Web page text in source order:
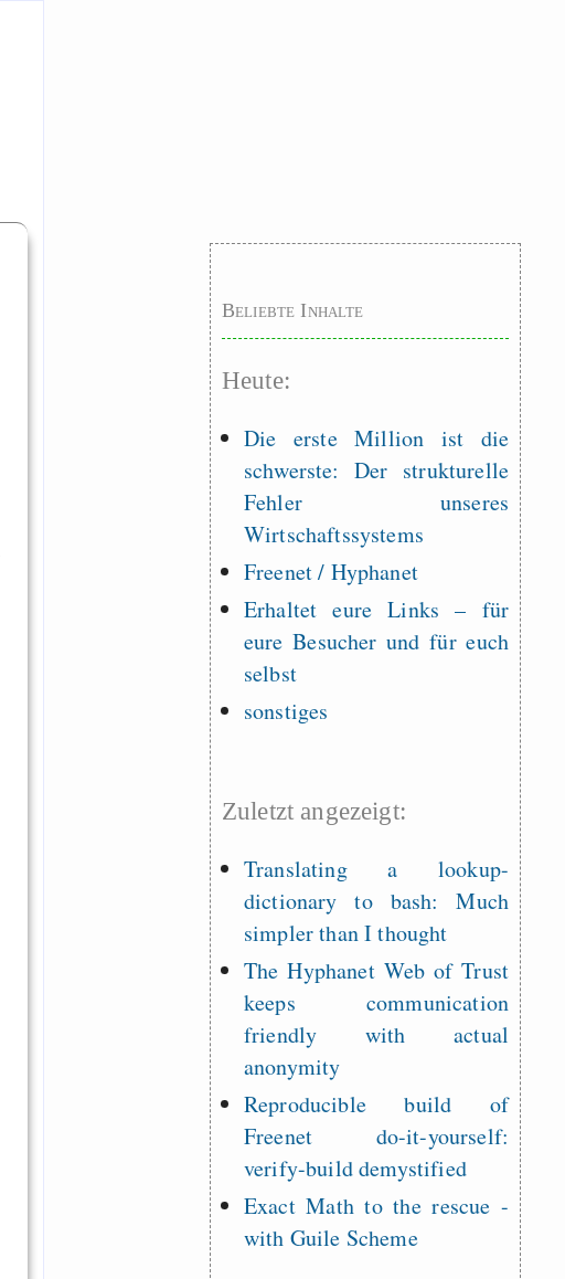
Beliebte Inhalte
Heute:
Die erste Million ist die
schwerste: Der strukturelle
Fehler unseres
Wirtschaftssystems
Freenet / Hyphanet
Erhaltet eure Links – für
eure Besucher und für euch
selbst
sonstiges
Zuletzt angezeigt:
Translating a lookup-
dictionary to bash: Much
simpler than I thought
The Hyphanet Web of Trust
keeps communication
friendly with actual
anonymity
Reproducible build of
Freenet do-it-yourself:
verify-build demystified
Exact Math to the rescue -
with Guile Scheme